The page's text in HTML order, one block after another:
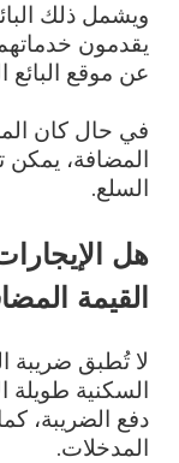
ويشمل ذلك
يقدمون
عن موقع البائع
في حال كان
المضافة،
السلع.
هل
القيمة
لا تُطبق ضريبة
السكنية طويلة
دفع الضريبة،
المدخلات.